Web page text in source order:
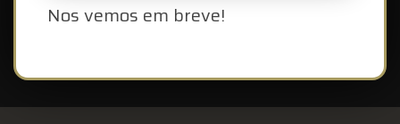
Nos vemos em breve!